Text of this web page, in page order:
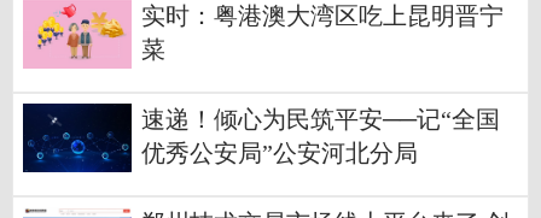
实时：粤港澳大湾区吃上昆明晋宁
菜
速递！倾心为民筑平安──记“全国
优秀公安局”公安河北分局